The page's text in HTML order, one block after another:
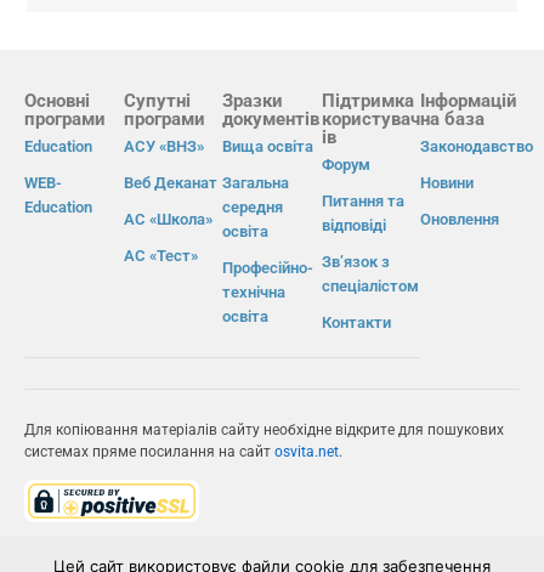
Основні
програми
Education
WEB-
Education
Супутні
програми
АСУ «ВНЗ»
Веб Деканат
АС «Школа»
АС «Тест»
Зразки
документів
Вища освіта
Загальна
середня
освіта
Професійно-
технічна
освіта
Підтримка
користувач
ів
Форум
Питання та
відповіді
Зв’язок з
спеціалістом
Контакти
Інформацій
на база
Законодавство
Новини
Оновлення
Для копіювання матеріалів сайту необхідне відкрите для пошукових
системах пряме посилання на сайт osvita.net.
Цей сайт використовує файли cookie для забезпечення